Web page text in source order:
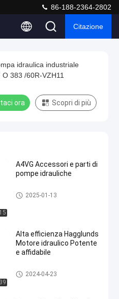
86-188-2364-2802
Citazione
opinioni
ora
idraulica industriale
383 /60R-VZH11
ora Scopri di più
A4VG Accessori e parti di
pompe idrauliche
Motore idraulico
2025-01-13
Alta efficienza Hagglunds
Motore idraulico Potente
e affidabile
Motore idraulico
2024-04-23